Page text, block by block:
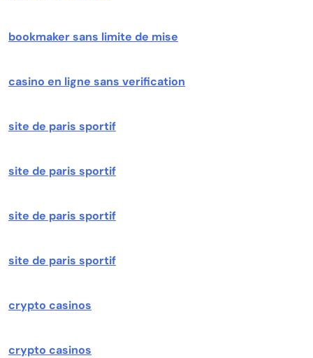
bookmaker sans limite de mise
casino en ligne sans verification
site de paris sportif
site de paris sportif
site de paris sportif
site de paris sportif
crypto casinos
crypto casinos